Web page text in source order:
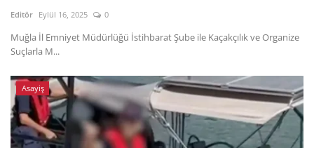
Editör Eylül 16, 2025 0
Muğla İl Emniyet Müdürlüğü İstihbarat Şube ile Kaçakçılık ve Organize
Suçlarla M...
Asayiş